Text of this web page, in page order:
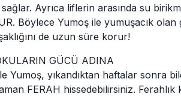
Ayrıca liflerin arasında su
Böylece Yumoş ile yumuşacık
de uzun süre korur!
GÜCÜ ADINA
yıkandıktan haftalar sonra
FERAH hissedebilirsiniz. Ferahlık